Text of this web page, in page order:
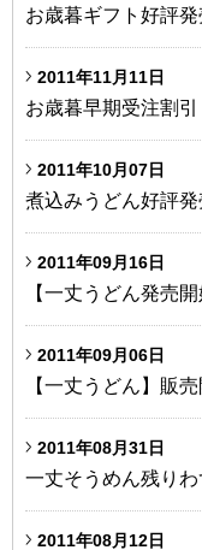
お歳暮ギフト好評発
2011年11月11日
お歳暮早期受注割引
2011年10月07日
煮込みうどん好評発
2011年09月16日
【一丈うどん発売
2011年09月06日
【一丈うどん】販売
2011年08月31日
一丈そうめん残りわ
2011年08月12日